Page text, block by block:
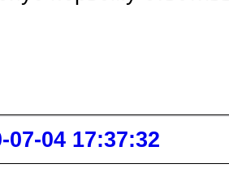
07-04 17:37:32